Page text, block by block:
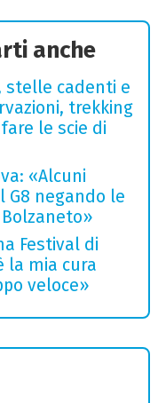
anche
stelle cadenti e
trekking
le scie di
«Alcuni
G8 negando le
Festival di
la mia cura
veloce»